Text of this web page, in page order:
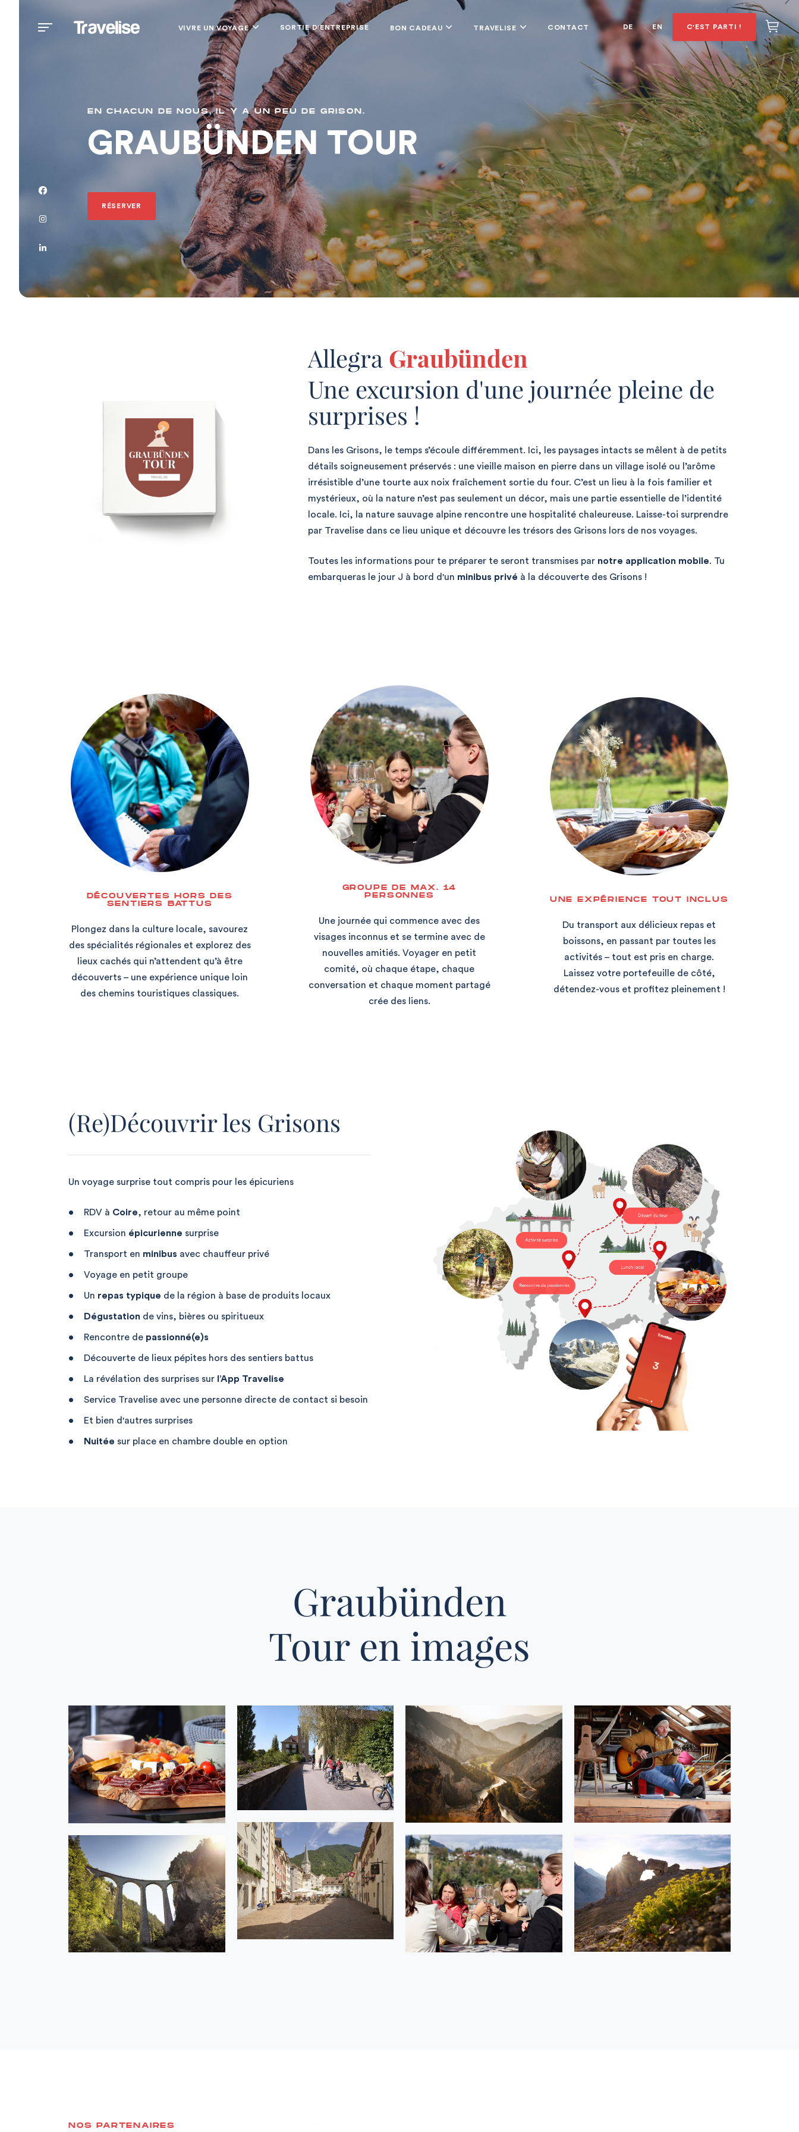
VIVRE UN VOYAGE SORTIE D'ENTREPRISE BON CADEAU TRAVELISE CONTACT DE EN C'EST PARTI !
EN CHACUN DE NOUS, IL Y A UN PEU DE GRISON.
GRAUBÜNDEN TOUR
RÉSERVER
Allegra Graubünden
Une excursion d'une journée pleine de
surprises !
Dans les Grisons, le temps s’écoule différemment. Ici, les paysages intacts se mêlent à de petits
détails soigneusement préservés : une vieille maison en pierre dans un village isolé ou l’arôme
irrésistible d’une tourte aux noix fraîchement sortie du four. C’est un lieu à la fois familier et
mystérieux, où la nature n’est pas seulement un décor, mais une partie essentielle de l’identité
locale. Ici, la nature sauvage alpine rencontre une hospitalité chaleureuse. Laisse-toi surprendre
par Travelise dans ce lieu unique et découvre les trésors des Grisons lors de nos voyages.
Toutes les informations pour te préparer te seront transmises par notre application mobile. Tu
embarqueras le jour J à bord d'un minibus privé à la découverte des Grisons !
DÉCOUVERTES HORS DES
SENTIERS BATTUS
Plongez dans la culture locale, savourez
des spécialités régionales et explorez des
lieux cachés qui n’attendent qu’à être
découverts – une expérience unique loin
des chemins touristiques classiques.
GROUPE DE MAX. 14
PERSONNES
Une journée qui commence avec des
visages inconnus et se termine avec de
nouvelles amitiés. Voyager en petit
comité, où chaque étape, chaque
conversation et chaque moment partagé
crée des liens.
UNE EXPÉRIENCE TOUT INCLUS
Du transport aux délicieux repas et
boissons, en passant par toutes les
activités – tout est pris en charge.
Laissez votre portefeuille de côté,
détendez-vous et profitez pleinement !
(Re)Découvrir les Grisons
Un voyage surprise tout compris pour les épicuriens
RDV à Coire, retour au même point
Excursion épicurienne surprise
Transport en minibus avec chauffeur privé
Voyage en petit groupe
Un repas typique de la région à base de produits locaux
Dégustation de vins, bières ou spiritueux
Rencontre de passionné(e)s
Découverte de lieux pépites hors des sentiers battus
La révélation des surprises sur l’App Travelise
Service Travelise avec une personne directe de contact si besoin
Et bien d'autres surprises
Nuitée sur place en chambre double en option
Graubünden
Tour en images
NOS PARTENAIRES